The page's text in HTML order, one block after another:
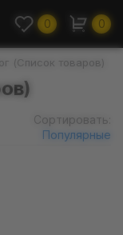
0 0
(Список товаров)
Сортировать:
Популярные